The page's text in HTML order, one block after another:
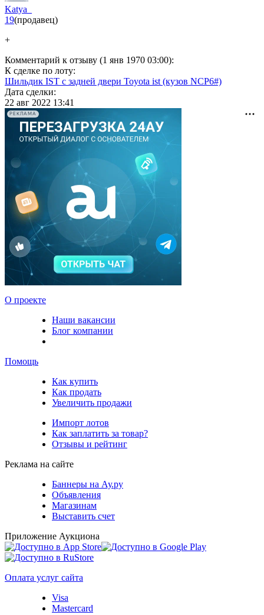
Katya_
19(продавец)
+
Комментарий к отзыву (1 янв 1970 03:00):
К сделке по лоту:
Шильдик IST с задней двери Toyota ist (кузов NCP6#)
Дата сделки:
22 авг 2022 13:41
РЕКЛАМА
О проекте
Наши вакансии
Блог компании
Помощь
Как купить
Как продать
Увеличить продажи
Импорт лотов
Как заплатить за товар?
Отзывы и рейтинг
Реклама на сайте
Баннеры на Ау.ру
Объявления
Магазинам
Выставить счет
Приложение Аукциона
Оплата услуг сайта
Visa
Mastercard